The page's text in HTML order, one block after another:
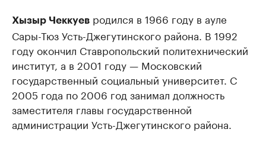
Хызыр Чеккуев родился в 1966 году в ауле
Сары-Тюз Усть-Джегутинского района. В 1992
году окончил Ставропольский политехнический
институт, а в 2001 году — Московский
государственный социальный университет. С
2005 года по 2006 год занимал должность
заместителя главы государственной
администрации Усть-Джегутинского района.